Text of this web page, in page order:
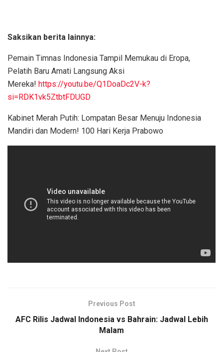
Saksikan berita lainnya:
Pemain Timnas Indonesia Tampil Memukau di Eropa,
Pelatih Baru Amati Langsung Aksi
Mereka! https://youtu.be/Q1DoaDc2V-k?
si=RDK1vk5ZtbtFDUGD
Kabinet Merah Putih: Lompatan Besar Menuju Indonesia
Mandiri dan Modern! 100 Hari Kerja Prabowo
Previous Post
AFC Rilis Jadwal Indonesia vs Bahrain: Jadwal Lebih
Malam